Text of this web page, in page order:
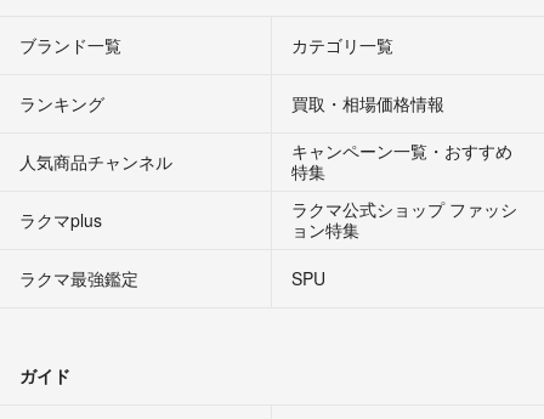
ブランド一覧 カテゴリ一覧
ランキング 買取・相場価格情報
人気商品チャンネル
キャンペーン一覧・おすすめ
特集
ラクマplus
ラクマ公式ショップ ファッシ
ョン特集
ラクマ最強鑑定
SPU
ガイド